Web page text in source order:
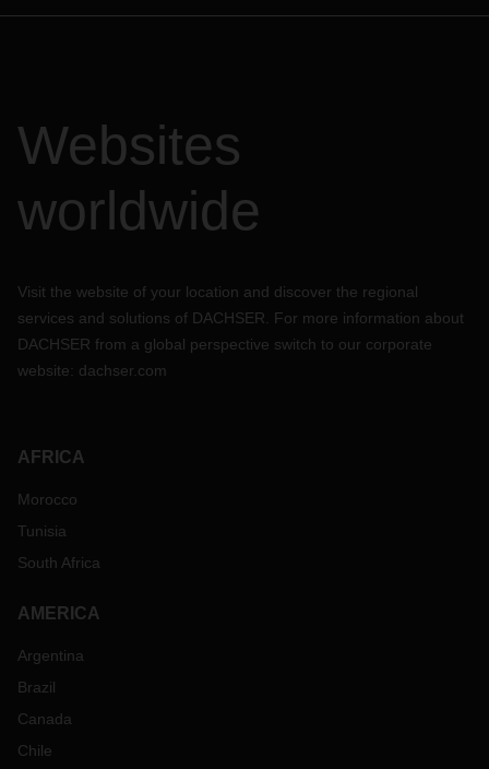
Websites
worldwide
Visit the website of your location and discover the regional
services and solutions of DACHSER. For more information about
DACHSER from a global perspective switch to our corporate
website: dachser.com
AFRICA
Morocco
Tunisia
South Africa
AMERICA
Argentina
Brazil
Canada
Chile